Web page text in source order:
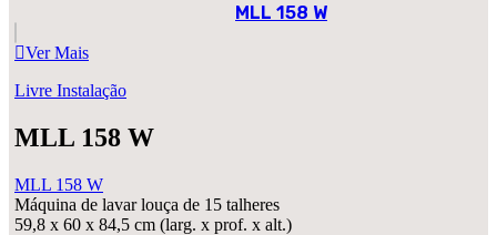
MLL 158 W
Ver Mais
Livre Instalação
MLL 158 W
MLL 158 W
Máquina de lavar louça de 15 talheres
59,8 x 60 x 84,5 cm (larg. x prof. x alt.)